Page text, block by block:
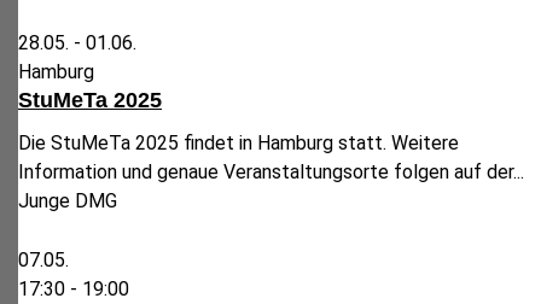
28.05. - 01.06.
Hamburg
StuMeTa 2025
Die StuMeTa 2025 findet in Hamburg statt. Weitere
Information und genaue Veranstaltungsorte folgen auf der...
Junge DMG
07.05.
17:30 - 19:00